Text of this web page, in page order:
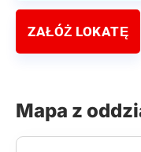
ZAŁÓŻ LOKATĘ
Mapa z